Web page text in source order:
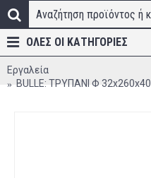
ΟΛΕΣ ΟΙ ΚΑΤΗΓΟΡΊΕΣ
Εργαλεία
BULLE: ΤΡΥΠΑΝΙ Φ